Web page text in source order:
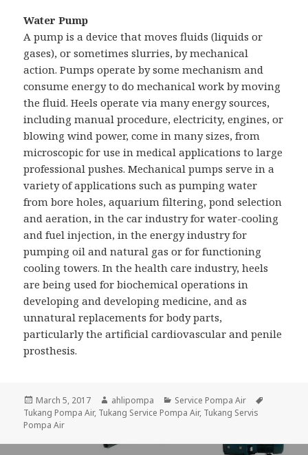
Water Pump
A pump is a device that moves fluids (liquids or
gases), or sometimes slurries, by mechanical
action. Pumps operate by some mechanism and
consume energy to do mechanical work by moving
the fluid. Heels operate via many energy sources,
including manual procedure, electricity, engines, or
blowing wind power, come in many sizes, from
microscopic for use in medical applications to large
professional pushes. Mechanical pumps serve in a
variety of applications such as pumping water
from bore holes, aquarium filtering, pond selection
and aeration, in the car industry for water-cooling
and fuel injection, in the energy industry for
pumping oil and natural gas or for functioning
cooling towers. In the health care industry, heels
are being used for biochemical operations in
developing and developing medicine, and as
unnatural replacements for body parts,
particularly the artificial cardiovascular and penile
prosthesis.
Posted
on
March 5, 2017 Author
ahlipompa Categories
Service Pompa Air
Tukang Pompa Air, Tukang Service Pompa Air, Tukang Servis
Pompa Air